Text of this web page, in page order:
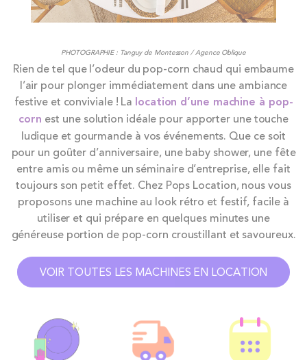
PHOTOGRAPHIE : Tanguy de Montesson / Agence Oblique
Rien de tel que l’odeur du pop-corn chaud qui embaume
l’air pour plonger immédiatement dans une ambiance
festive et conviviale ! La location d’une machine à pop-
corn est une solution idéale pour apporter une touche
ludique et gourmande à vos événements. Que ce soit
pour un goûter d’anniversaire, une baby shower, une fête
entre amis ou même un séminaire d’entreprise, elle fait
toujours son petit effet. Chez Pops Location, nous vous
proposons une machine au look rétro et festif, facile à
utiliser et qui prépare en quelques minutes une
généreuse portion de pop-corn croustillant et savoureux.
VOIR TOUTES LES MACHINES EN LOCATION